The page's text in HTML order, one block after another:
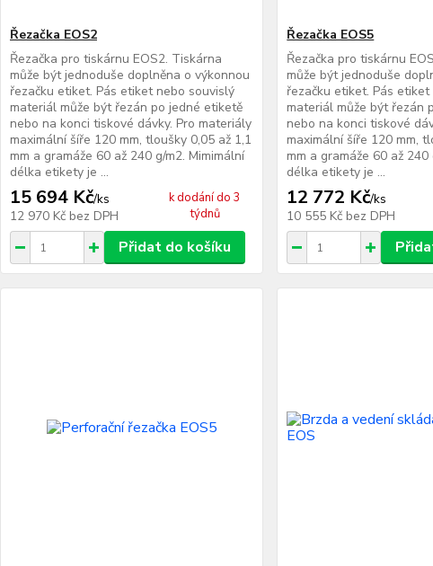
Řezačka EOS2
Řezačka pro tiskárnu EOS2. Tiskárna
může být jednoduše doplněna o výkonnou
řezačku etiket. Pás etiket nebo souvislý
materiál může být řezán po jedné etiketě
nebo na konci tiskové dávky. Pro materiály
maximální šíře 120 mm, tloušky 0,05 až 1,1
mm a gramáže 60 až 240 g/m2. Mimimální
délka etikety je ...
15 694 Kč/ks
12 970 Kč bez DPH
k dodání do 3
týdnů
Přidat do košíku
Řezačka EOS5
Řezačka pro tiskárnu
může být jednoduše
řezačku etiket. Pás
materiál může být řezán
nebo na konci tiskové
maximální šíře 120 mm,
mm a gramáže 60 až 240
délka etikety je ...
12 772 Kč/ks
10 555 Kč bez DPH